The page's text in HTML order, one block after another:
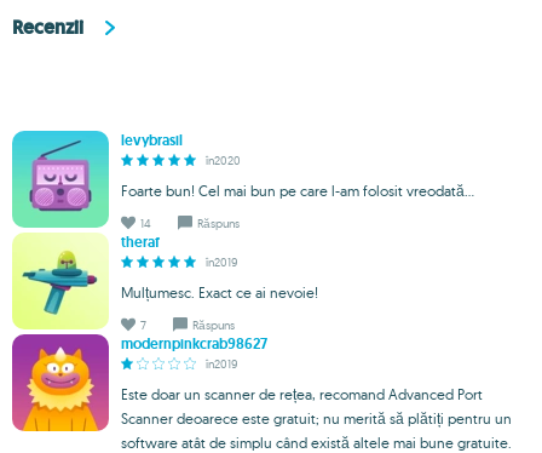
Recenzii
levybrasil
în2020
Foarte bun! Cel mai bun pe care l-am folosit vreodată...
14 Răspuns
theraf
în2019
Mulțumesc. Exact ce ai nevoie!
7 Răspuns
modernpinkcrab98627
în2019
Este doar un scanner de rețea, recomand Advanced Port
Scanner deoarece este gratuit; nu merită să plătiți pentru un
software atât de simplu când există altele mai bune gratuite.